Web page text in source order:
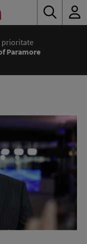
prioritate
Paramore